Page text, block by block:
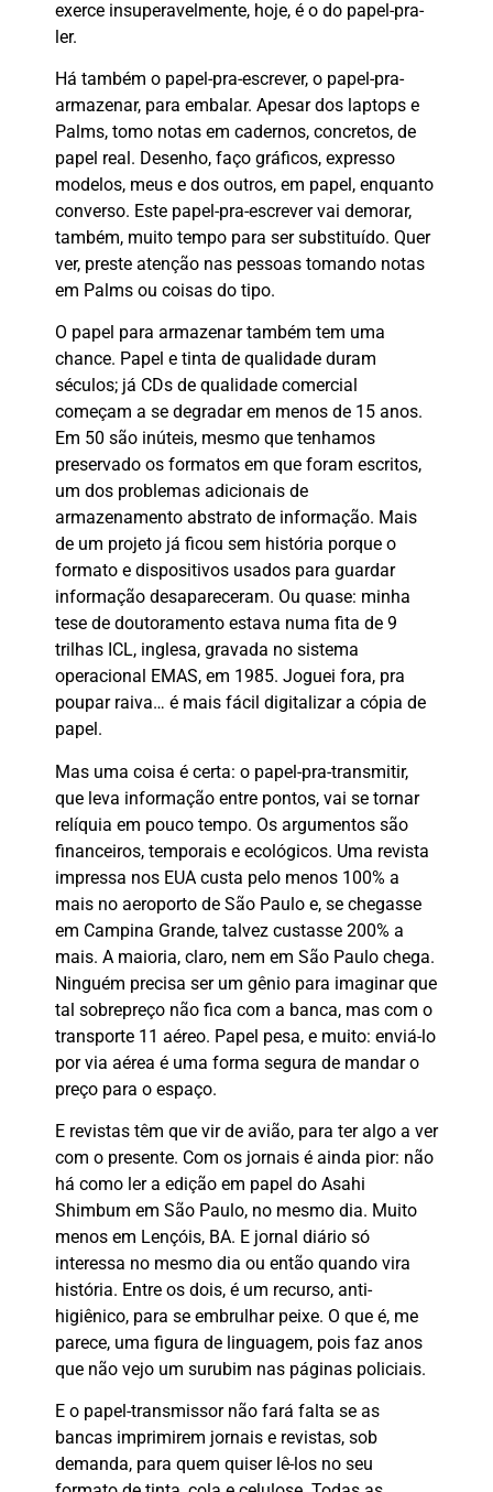
exerce insuperavelmente, hoje, é o do papel-pra-
ler.
Há também o papel-pra-escrever, o papel-pra-
armazenar, para embalar. Apesar dos laptops e
Palms, tomo notas em cadernos, concretos, de
papel real. Desenho, faço gráficos, expresso
modelos, meus e dos outros, em papel, enquanto
converso. Este papel-pra-escrever vai demorar,
também, muito tempo para ser substituído. Quer
ver, preste atenção nas pessoas tomando notas
em Palms ou coisas do tipo.
O papel para armazenar também tem uma
chance. Papel e tinta de qualidade duram
séculos; já CDs de qualidade comercial
começam a se degradar em menos de 15 anos.
Em 50 são inúteis, mesmo que tenhamos
preservado os formatos em que foram escritos,
um dos problemas adicionais de
armazenamento abstrato de informação. Mais
de um projeto já ficou sem história porque o
formato e dispositivos usados para guardar
informação desapareceram. Ou quase: minha
tese de doutoramento estava numa fita de 9
trilhas ICL, inglesa, gravada no sistema
operacional EMAS, em 1985. Joguei fora, pra
poupar raiva… é mais fácil digitalizar a cópia de
papel.
Mas uma coisa é certa: o papel-pra-transmitir,
que leva informação entre pontos, vai se tornar
relíquia em pouco tempo. Os argumentos são
financeiros, temporais e ecológicos. Uma revista
impressa nos EUA custa pelo menos 100% a
mais no aeroporto de São Paulo e, se chegasse
em Campina Grande, talvez custasse 200% a
mais. A maioria, claro, nem em São Paulo chega.
Ninguém precisa ser um gênio para imaginar que
tal sobrepreço não fica com a banca, mas com o
transporte 11 aéreo. Papel pesa, e muito: enviá-lo
por via aérea é uma forma segura de mandar o
preço para o espaço.
E revistas têm que vir de avião, para ter algo a ver
com o presente. Com os jornais é ainda pior: não
há como ler a edição em papel do Asahi
Shimbum em São Paulo, no mesmo dia. Muito
menos em Lençóis, BA. E jornal diário só
interessa no mesmo dia ou então quando vira
história. Entre os dois, é um recurso, anti-
higiênico, para se embrulhar peixe. O que é, me
parece, uma figura de linguagem, pois faz anos
que não vejo um surubim nas páginas policiais.
E o papel-transmissor não fará falta se as
bancas imprimirem jornais e revistas, sob
demanda, para quem quiser lê-los no seu